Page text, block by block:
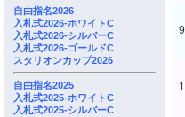
自由指名2026
入札式2026-ホワイトC
入札式2026-シルバーC
入札式2026-ゴールドC
スタリオンカップ2026
自由指名2025
入札式2025-ホワイトC
入札式2025-シルバーC
9
1